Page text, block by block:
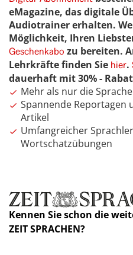
eMagazine, das digitale
Audiotrainer erhalten.
Möglichkeit, Ihren
Geschenkabo zu bereiten.
Lehrkräfte finden Sie hier.
dauerhaft mit 30% -
Mehr als nur die
Spannende Reportagen
Artikel
Umfangreicher
Wortschatzübungen
Kennen Sie schon die
ZEIT SPRACHEN?